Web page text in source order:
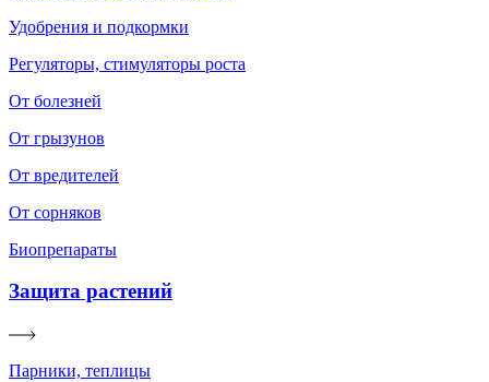
Удобрения и подкормки
Регуляторы, стимуляторы роста
От болезней
От грызунов
От вредителей
От сорняков
Биопрепараты
Защита растений
Парники, теплицы